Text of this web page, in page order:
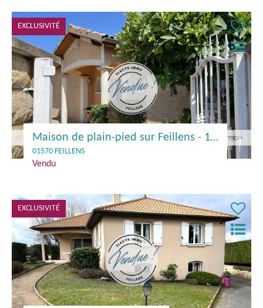
EXCLUSIVITÉ
Maison de plain-pied sur Feillens - 176 m²
01570 FEILLENS
Vendu
EXCLUSIVITÉ